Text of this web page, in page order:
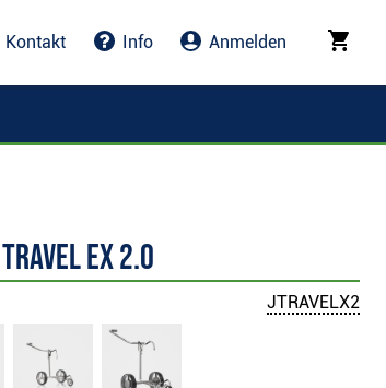
Kontakt Info Anmelden
eX 2.0
JTRAVELX2